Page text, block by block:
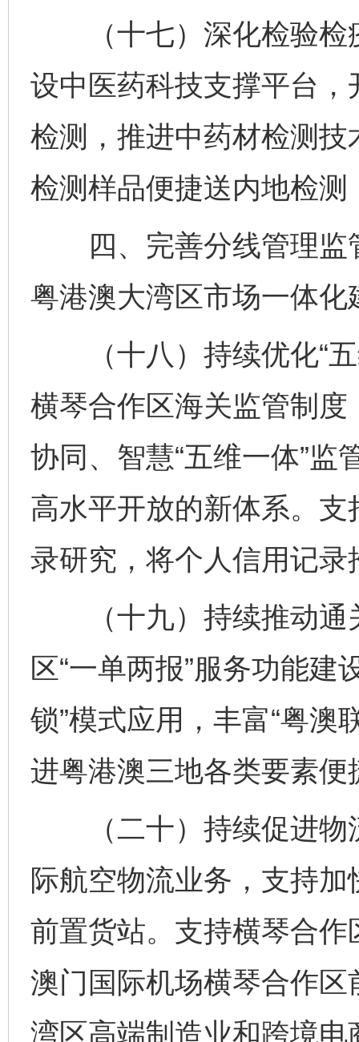
（十七）深化检验检
设中医药科技支撑平台
检测，推进中药材检测
检测样品便捷送内地检
四、完善分线管理监
粤港澳大湾区市场一体化
（十八）持续优化“五
横琴合作区海关监管制
协同、智慧“五维一体”监
高水平开放的新体系。
录研究，将个人信用记
（十九）持续推动通
区“一单两报”服务功能建
锁”模式应用，丰富“粤澳
进粤港澳三地各类要素便
（二十）持续促进物
际航空物流业务，支持
前置货站。支持横琴合
澳门国际机场横琴合作
湾区高端制造业和跨境